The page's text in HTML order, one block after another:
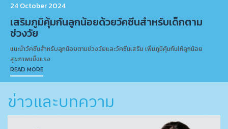
24 October 2024
เสริมภูมิคุ้มกันลูกน้อยด้วยวัคซีนสำหรับเด็กตาม
ช่วงวัย
แนะนำวัคซีนสำหรับลูกน้อยตามช่วงวัยและวัคซีนเสริม เพิ่มภูมิคุ้มกันให้ลูกน้อย
สุขภาพแข็งแรง
READ MORE
ข่าวและบทความ